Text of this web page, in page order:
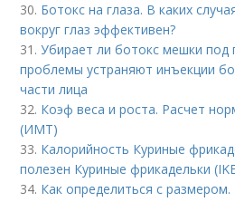
30. Ботокс на глаза. В каких
вокруг глаз эффективен?
31.Убирает ли ботокс мешки под
проблемы устраняют инъекции
части лица
32. Коэф веса и роста. Расчет
(ИМТ)
33. Калорийность Куриные
полезен Куриные фрикадельки
34. Как определиться с